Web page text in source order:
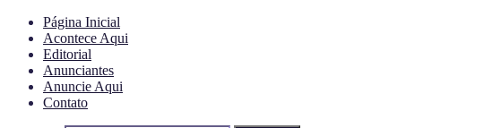
Página Inicial
Acontece Aqui
Editorial
Anunciantes
Anuncie Aqui
Contato